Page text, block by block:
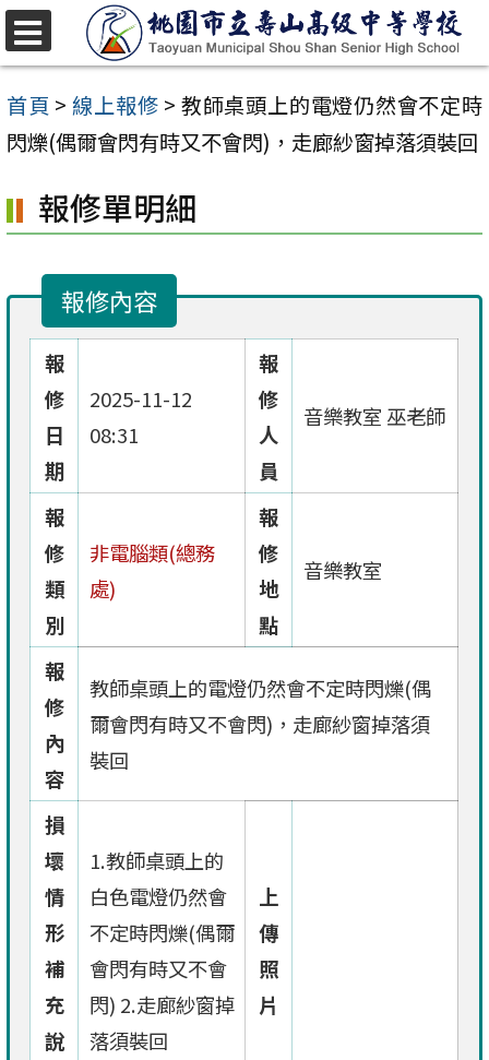
跳
至
主
要
容
區
首頁 >線上報修 > 教師桌頭上的電燈仍然會不定時
閃爍(偶爾會閃有時又不會閃)，走廊紗窗掉落須裝回
報修單明細
報修內容
報
修
日
期
2025-11-12
08:31
報
修
人
員
音樂教室 巫老師
報
修
類
別
非電腦類(總務
處)
報
修
地
點
音樂教室
報
修
內
容
教師桌頭上的電燈仍然會不定時閃爍(偶
爾會閃有時又不會閃)，走廊紗窗掉落須
裝回
損
壞
情
形
補
充
說
1.教師桌頭上的
白色電燈仍然會
不定時閃爍(偶爾
會閃有時又不會
閃) 2.走廊紗窗掉
落須裝回
上
傳
照
片
選
單